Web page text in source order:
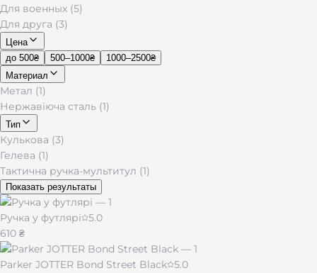
Для военных (5)
Для друга (3)
Цена
до 500₴
500–1000₴
1000–2500₴
Материал
Метал (1)
Нержавіюча сталь (1)
Тип
Кулькова (3)
Гелева (1)
Тактична ручка-мультитул (1)
Показать результаты
Ручка у футлярі
5.0
610 ₴
Parker JOTTER Bond Street Black 5.0